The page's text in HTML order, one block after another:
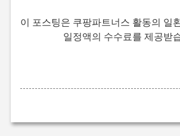
이 포스팅은 쿠팡파트너스 활동의 일
일정액의 수수료를 제공받